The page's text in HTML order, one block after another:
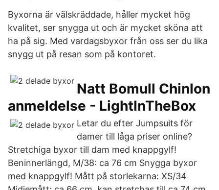
Byxorna är välskräddade, håller mycket hög
kvalitet, ser snygga ut och är mycket sköna att
ha på sig. Med vardagsbyxor från oss ser du lika
snygg ut på resan som på kontoret.
Natt Bomull Chinlon
anmeldelse - LightInTheBox
Letar du efter Jumpsuits för
damer till låga priser online?
Stretchiga byxor till dam med knappgylf!
Beninnerlängd, M/38: ca 76 cm Snygga byxor
med knappgylf! Mått på storlekarna: XS/34